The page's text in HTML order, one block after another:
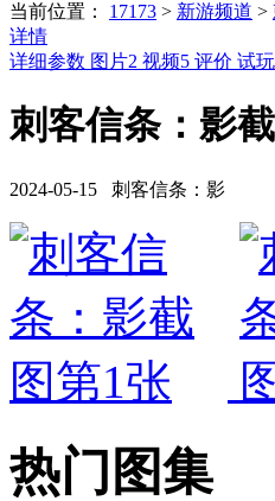
当前位置： 17173 > 新游频道 >
详情
详细参数 图片2 视频5 评价 试
刺客信条：影
2024-05-15 刺客信条：影
热门图集